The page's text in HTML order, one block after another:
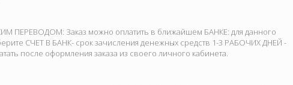
ПЕРЕВОДОМ: Заказ можно оплатить в ближайшем БАНКЕ: для данного
СЧЕТ В БАНК- срок зачисления денежных средств 1-3 РАБОЧИХ ДНЕЙ -
после оформления заказа из своего личного кабинета.